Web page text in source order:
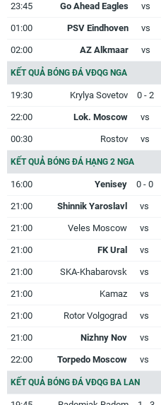
23:45 Go Ahead Eagles vs
01:00 PSV Eindhoven vs
02:00 AZ Alkmaar vs
KẾT QUẢ BÓNG ĐÁ VĐQG NGA
19:30 Krylya Sovetov 0 - 2
22:00 Lok. Moscow vs
00:30 Rostov vs
KẾT QUẢ BÓNG ĐÁ HẠNG 2 NGA
16:00 Yenisey 0 - 0
21:00 Shinnik Yaroslavl vs
21:00 Veles Moscow vs
21:00 FK Ural vs
21:00 SKA-Khabarovsk vs
21:00 Kamaz vs
21:00 Rotor Volgograd vs
21:00 Nizhny Nov vs
22:00 Torpedo Moscow vs
KẾT QUẢ BÓNG ĐÁ VĐQG BA LAN